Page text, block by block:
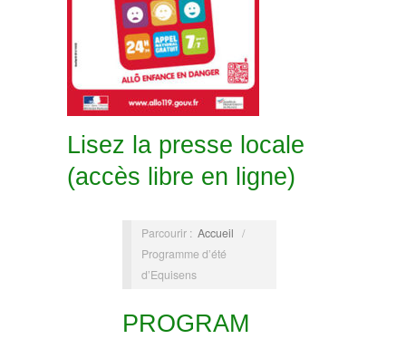
Lisez la presse locale
(accès libre en ligne)
Parcourir : Accueil /
Programme d’été
d’Equisens
PROGRAM